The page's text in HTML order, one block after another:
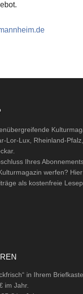
Lor-Lux, Rheinland-
Ihres
werfen?
als kostenfreie
in Ihrem
im Jahr.